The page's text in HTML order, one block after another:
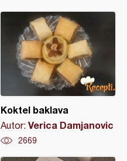
Koktel baklava
Autor: Verica Damjanovic
2669